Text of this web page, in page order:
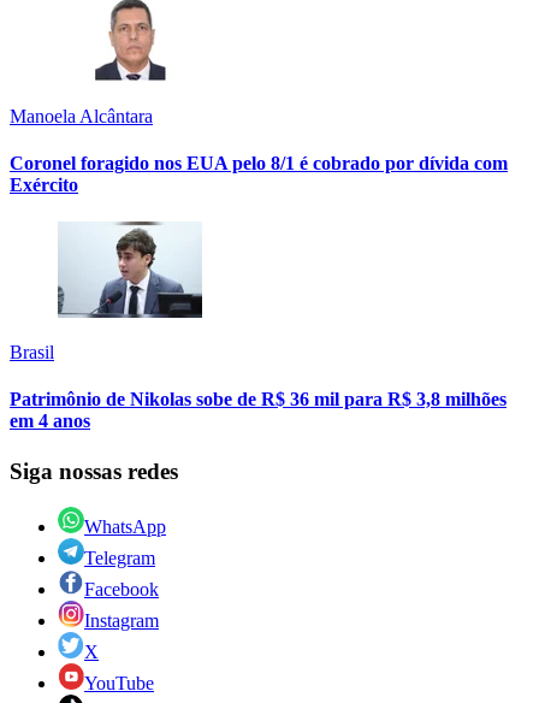
Manoela Alcântara
Coronel foragido nos EUA pelo 8/1 é cobrado por dívida com
Exército
Brasil
Patrimônio de Nikolas sobe de R$ 36 mil para R$ 3,8 milhões
em 4 anos
Siga nossas redes
WhatsApp
Telegram
Facebook
Instagram
X
YouTube